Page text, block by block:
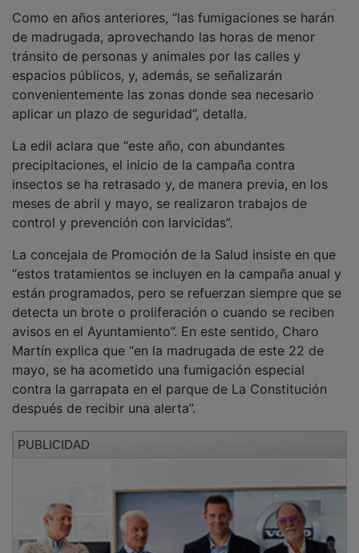
de madrugada, aprovechando las horas de menor
tránsito de personas y animales por las calles y
espacios públicos, y, además, se señalizarán
convenientemente las zonas donde sea necesario
aplicar un plazo de seguridad”, detalla.
precipitaciones, el inicio de la campaña contra
insectos se ha retrasado y, de manera previa, en los
meses de abril y mayo, se realizaron trabajos de
control y prevención con larvicidas”.
“estos tratamientos se incluyen en la campaña anual y
están programados, pero se refuerzan siempre que se
detecta un brote o proliferación o cuando se reciben
avisos en el Ayuntamiento”. En este sentido, Charo
Martín explica que “en la madrugada de este 22 de
mayo, se ha acometido una fumigación especial
contra la garrapata en el parque de La Constitución
después de recibir una alerta”.